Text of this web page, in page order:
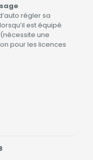
régler sa
est équipé
une
pour les licences